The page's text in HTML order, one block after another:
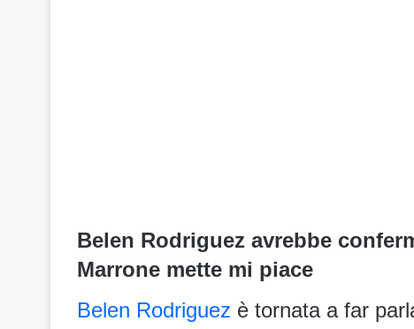
Belen Rodriguez avrebbe
Marrone mette mi piace
Belen Rodriguez è tornata a far